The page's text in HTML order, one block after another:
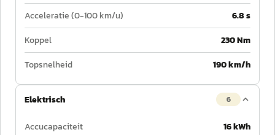
Acceleratie (0-100 km/u)
6.8 s
Koppel
230 Nm
Topsnelheid
190 km/h
Elektrisch 6
Accucapaciteit
16 kWh